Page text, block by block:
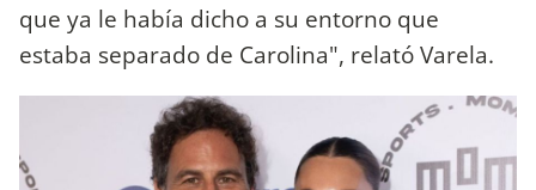
que ya le había dicho a su entorno que
estaba separado de Carolina", relató Varela.